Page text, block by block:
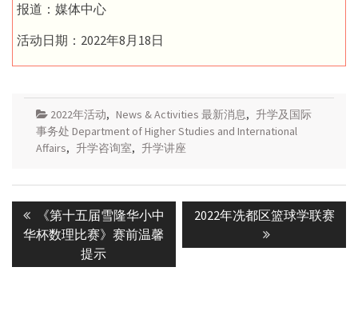
报道：媒体中心
活动日期：2022年8月18日
2022年活动, News & Activities 最新消息, 升学及国际
事务处 Department of Higher Studies and International
Affairs, 升学咨询室, 升学讲座
Post
navigation
Previous
post:
《第十五届雪隆华小中
华杯数理比赛》赛前温馨
提示
Next
2022年冼都区篮球学联赛